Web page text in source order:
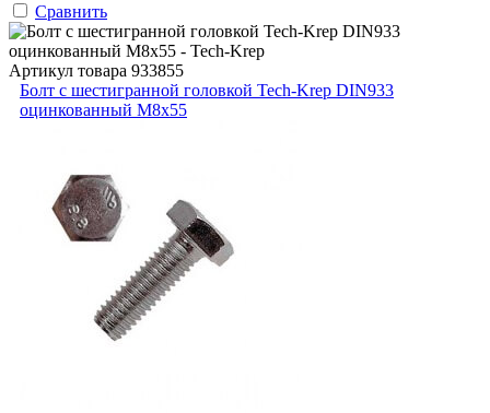
Сравнить
Артикул товара 933855
Болт с шестигранной головкой Tech-Krep DIN933
оцинкованный М8х55